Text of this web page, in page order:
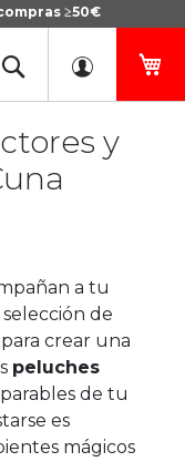
≥50€
y
a tu
de
crear una
peluches
de tu
es
mágicos